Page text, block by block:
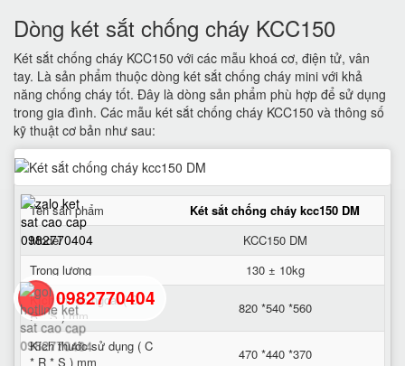
Dòng két sắt chống cháy KCC150
Két sắt chống cháy KCC150 với các mẫu khoá cơ, điện tử, vân
tay. Là sản phẩm thuộc dòng két sắt chống cháy mini với khả
năng chống cháy tốt. Đây là dòng sản phẩm phù hợp để sử dụng
trong gia đình. Các mẫu két sắt chống cháy KCC150 và thông số
kỹ thuật cơ bản như sau:
Tên sản phẩm
Két sắt chống cháy kcc150 DM
Model
KCC150 DM
Trọng lượng
130 ± 10kg
Kích thước ngoài ( C *
R * S ) mm
820 *540 *560
Kích thước sử dụng ( C
* R * S ) mm
470 *440 *370
0982770404